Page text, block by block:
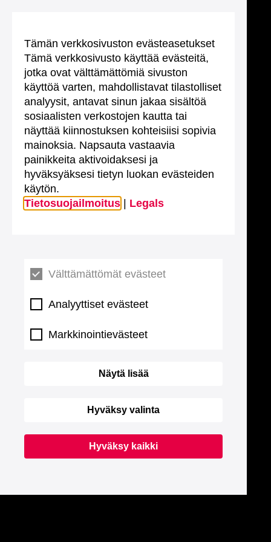
Tämän verkkosivuston evästeasetukset
Tämä verkkosivusto käyttää evästeitä,
jotka ovat välttämättömiä sivuston
käyttöä varten, mahdollistavat tilastolliset
analyysit, antavat sinun jakaa sisältöä
sosiaalisten verkostojen kautta tai
näyttää kiinnostuksen kohteisiisi sopivia
mainoksia. Napsauta vastaavia
painikkeita aktivoidaksesi ja
hyväksyäksesi tietyn luokan evästeiden
käytön.
Tietosuojailmoitus
Legals
Välttämättömät evästeet
Analyyttiset evästeet
Markkinointievästeet
Näytä lisää
Hyväksy valinta
Hyväksy kaikki